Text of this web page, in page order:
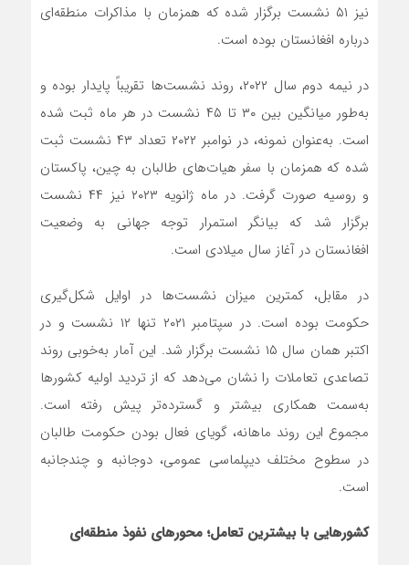
نیز ۵۱ نشست برگزار شده که همزمان با مذاکرات منطقه‌ای
درباره افغانستان بوده است.
در نیمه دوم سال ۲۰۲۲، روند نشست‌ها تقریباً پایدار بوده و
به‌طور میانگین بین ۳۰ تا ۴۵ نشست در هر ماه ثبت شده
است. به‌عنوان نمونه، در نوامبر ۲۰۲۲ تعداد ۴۳ نشست ثبت
شده که همزمان با سفر هیات‌های طالبان به چین، پاکستان
و روسیه صورت گرفت. در ماه ژانویه ۲۰۲۳ نیز ۴۴ نشست
برگزار شد که بیانگر استمرار توجه جهانی به وضعیت
افغانستان در آغاز سال میلادی است.
در مقابل، کمترین میزان نشست‌ها در اوایل شکل‌گیری
حکومت بوده است. در سپتامبر ۲۰۲۱ تنها ۱۲ نشست و در
اکتبر همان سال ۱۵ نشست برگزار شد. این آمار به‌خوبی روند
تصاعدی تعاملات را نشان می‌دهد که از تردید اولیه کشورها
به‌سمت همکاری بیشتر و گسترده‌تر پیش رفته است.
مجموع این روند ماهانه، گویای فعال بودن حکومت طالبان
در سطوح مختلف دیپلماسی عمومی، دوجانبه و چندجانبه
است.
کشورهایی با بیشترین تعامل؛ محورهای نفوذ منطقه‌ای